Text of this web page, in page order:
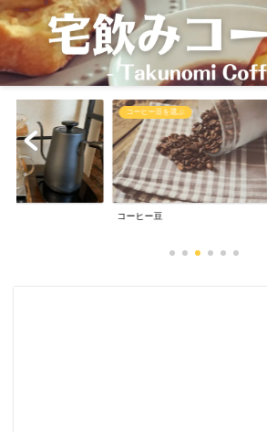
コーヒー豆を選ぶ
コーヒー豆